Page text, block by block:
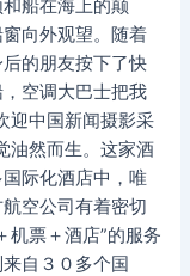
船在海上的颠
向外观望。随着
的朋友按下了快
空调大巴士把我
迎中国新闻摄影采
油然而生。这家酒
际化酒店中，唯
空公司有着密切
机票＋酒店”的服务
自３０多个国